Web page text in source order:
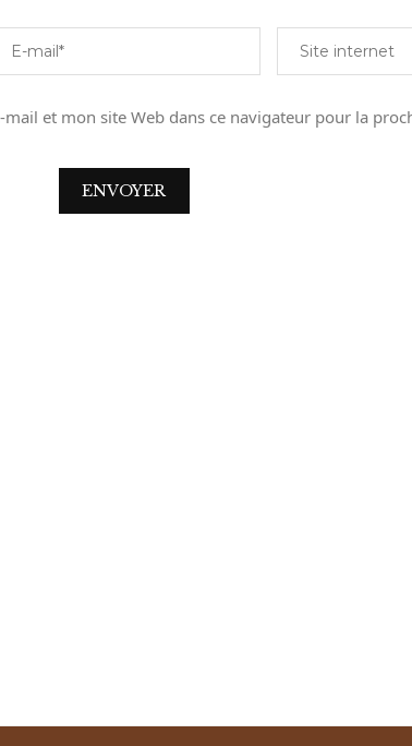
et mon site Web dans ce navigateur pour la